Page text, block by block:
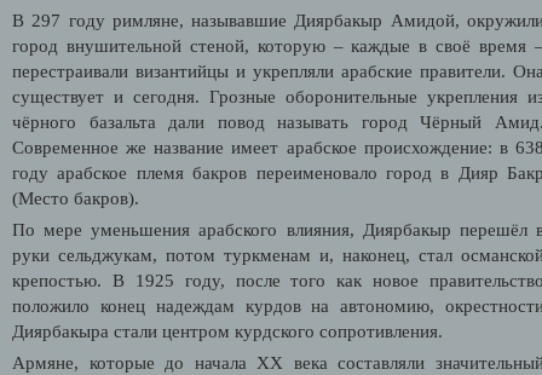
В 297 году римляне, называвшие Диярбакыр Амидой,
город внушительной стеной, которую – каждые в своё время
перестраивали византийцы и укрепляли арабские правители.
существует и сегодня. Грозные оборонительные укрепления
чёрного базальта дали повод называть город Чёрный
Современное же название имеет арабское происхождение: в
году арабское племя бакров переименовало город в Дияр
(Место бакров).
По мере уменьшения арабского влияния, Диярбакыр перешёл
руки сельджукам, потом туркменам и, наконец, стал
крепостью. В 1925 году, после того как новое
положило конец надеждам курдов на автономию,
Диярбакыра стали центром курдского сопротивления.
Армяне, которые до начала XX века составляли